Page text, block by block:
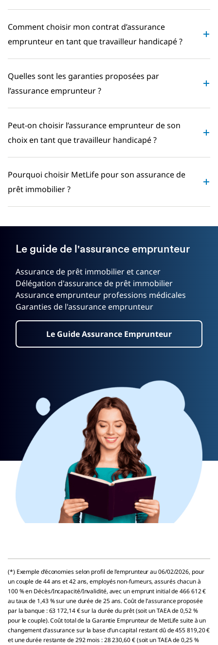
Comment choisir mon contrat d’assurance
emprunteur en tant que travailleur handicapé ?
Quelles sont les garanties proposées par
l’assurance emprunteur ?
Peut-on choisir l’assurance emprunteur de son
choix en tant que travailleur handicapé ?
Pourquoi choisir MetLife pour son assurance de
prêt immobilier ?
Le guide de l'assurance emprunteur
Assurance de prêt immobilier et cancer
Délégation d'assurance de prêt immobilier
Assurance emprunteur professions médicales
Garanties de l'assurance emprunteur
Le Guide Assurance Emprunteur
(*) Exemple d’économies selon profil de l’emprunteur au 06/02/2026, pour
un couple de 44 ans et 42 ans, employés non-fumeurs, assurés chacun à
100 % en Décès/Incapacité/Invalidité, avec un emprunt initial de 466 612 €
au taux de 1,43 % sur une durée de 25 ans. Coût de l’assurance proposée
par la banque : 63 172,14 € sur la durée du prêt (soit un TAEA de 0,52 %
pour le couple). Coût total de la Garantie Emprunteur de MetLife suite à un
changement d’assurance sur la base d’un capital restant dû de 455 819,20 €
et une durée restante de 292 mois : 28 230,60 € (soit un TAEA de 0,25 %